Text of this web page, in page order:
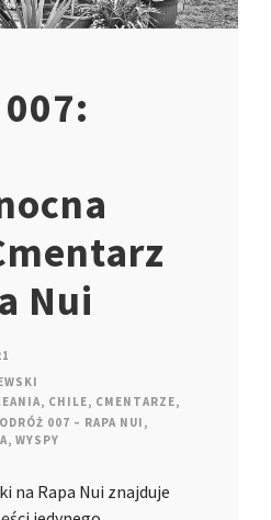
Nui
, CHILE, CMENTARZE,
007 – RAPA NUI ,
, WYSPY
na Rapa Nui znajduje